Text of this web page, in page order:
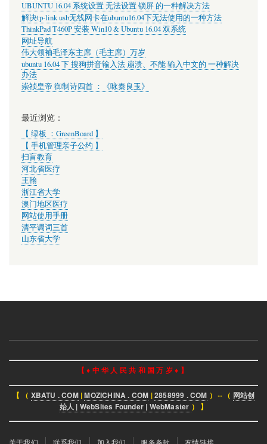
UBUNTU 16.04 系统设置 无法设置 锁屏 的一种解决方法
解决tp-link usb无线网卡在ubuntu16.04下无法使用的一种方法
ThinkPad T460P 安装 Win10 & Ubuntu 16.04 双系统
网址导航
伟大领袖毛泽东主席（毛主席）万岁
ubuntu 16.04 下 搜狗拼音输入法 崩溃、不能 输入中文的 一种解决
办法
崇祯皇帝 御制诗四首 ：《咏秦良玉》
最近浏览：
【 绿板 ：GreenBoard 】
【 手机管理亲子公约 】
扫盲教育
河北省医疗
王翰
浙江省大学
澳门地区医疗
网站使用手册
清平调词三首
山东省大学
【 ♦ 中 华 人 民 共 和 国 万 岁 ♦ 】
【 （ XBATU . COM|MOZICHINA . COM |2858999 . COM ）⇔（ 网站创
始人 | WebSites Founder | WebMaster ） 】
页
关于我们 联系我们 加入我们 服务条款 友情链接